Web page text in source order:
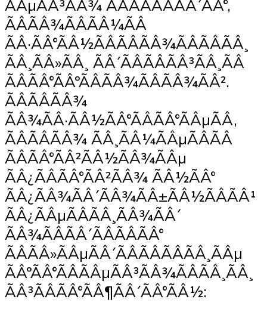
ÃÂµÃÂ³ÃÂ¾ ÃÂÃÂÃÂÃÂ´ÃÂ°,
ÃÂÃÂ¾ÃÂÃÂ¼ÃÂ
ÃÂ·ÃÂ°ÃÂ½ÃÂÃÂÃÂ¾ÃÂÃÂÃÂ¸
ÃÂ¸ÃÂ»ÃÂ¸ ÃÂ´ÃÂÃÂÃÂ³ÃÂ¸ÃÂ
ÃÂÃÂ°ÃÂºÃÂÃÂ¾ÃÂÃÂ¾ÃÂ².
ÃÂ­ÃÂÃÂ¾
ÃÂ¾ÃÂ·ÃÂ½ÃÂ°ÃÂÃÂ°ÃÂµÃÂ,
ÃÂÃÂÃÂ¾ ÃÂ¸ÃÂ¼ÃÂµÃÂÃÂ
ÃÂÃÂ°ÃÂ²ÃÂ½ÃÂ¾ÃÂµ
ÃÂ¿ÃÂÃÂ°ÃÂ²ÃÂ¾ ÃÂ½ÃÂ°
ÃÂ¿ÃÂ¾ÃÂ´ÃÂ¾ÃÂ±ÃÂ½ÃÂÃÂ¹
ÃÂ¿ÃÂµÃÂÃÂ¸ÃÂ¾ÃÂ´
ÃÂ¾ÃÂÃÂ´ÃÂÃÂÃÂ°
ÃÂÃÂ»ÃÂµÃÂ´ÃÂÃÂÃÂÃÂ¸ÃÂµ
ÃÂºÃÂ°ÃÂÃÂµÃÂ³ÃÂ¾ÃÂÃÂ¸ÃÂ¸
ÃÂ³ÃÂÃÂ°ÃÂ¶ÃÂ´ÃÂ°ÃÂ½: